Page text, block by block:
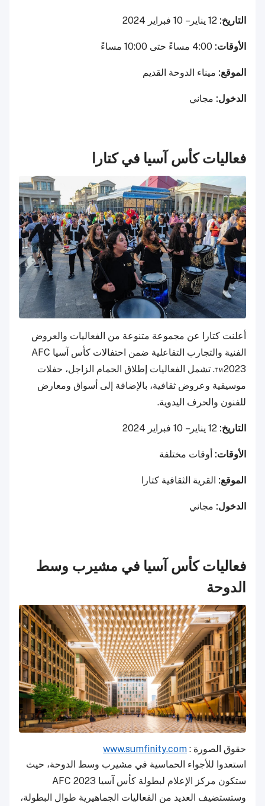
التاريخ: 12 يناير – 10 فبراير 2024
الأوقات: 4:00 مساءً حتى 10:00 مساءً
الموقع: ميناء الدوحة القديم
الدخول: مجاني
فعاليات كأس آسيا في كتارا
أعلنت كتارا عن مجموعة متنوعة من الفعاليات والعروض
الفنية والتجارب التفاعلية ضمن احتفالات كأس آسيا AFC
2023™. تشمل الفعاليات إطلاق الحمام الزاجل، حفلات
موسيقية وعروض ثقافية، بالإضافة إلى أسواق ومعارض
للفنون والحرف اليدوية.
التاريخ: 12 يناير – 10 فبراير 2024
الأوقات: أوقات مختلفة
الموقع: القرية الثقافية كتارا
الدخول: مجاني
فعاليات كأس آسيا في مشيرب وسط
الدوحة
حقوق الصورة : www.sumfinity.com
استعدوا للأجواء الحماسية في مشيرب وسط الدوحة، حيث
ستكون مركز الإعلام لبطولة كأس آسيا AFC 2023
وستستضيف العديد من الفعاليات الجماهيرية طوال البطولة،